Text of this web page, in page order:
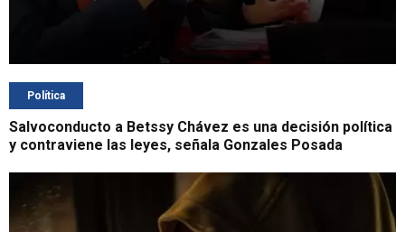
Política
Salvoconducto a Betssy Chávez es una decisión política
y contraviene las leyes, señala Gonzales Posada